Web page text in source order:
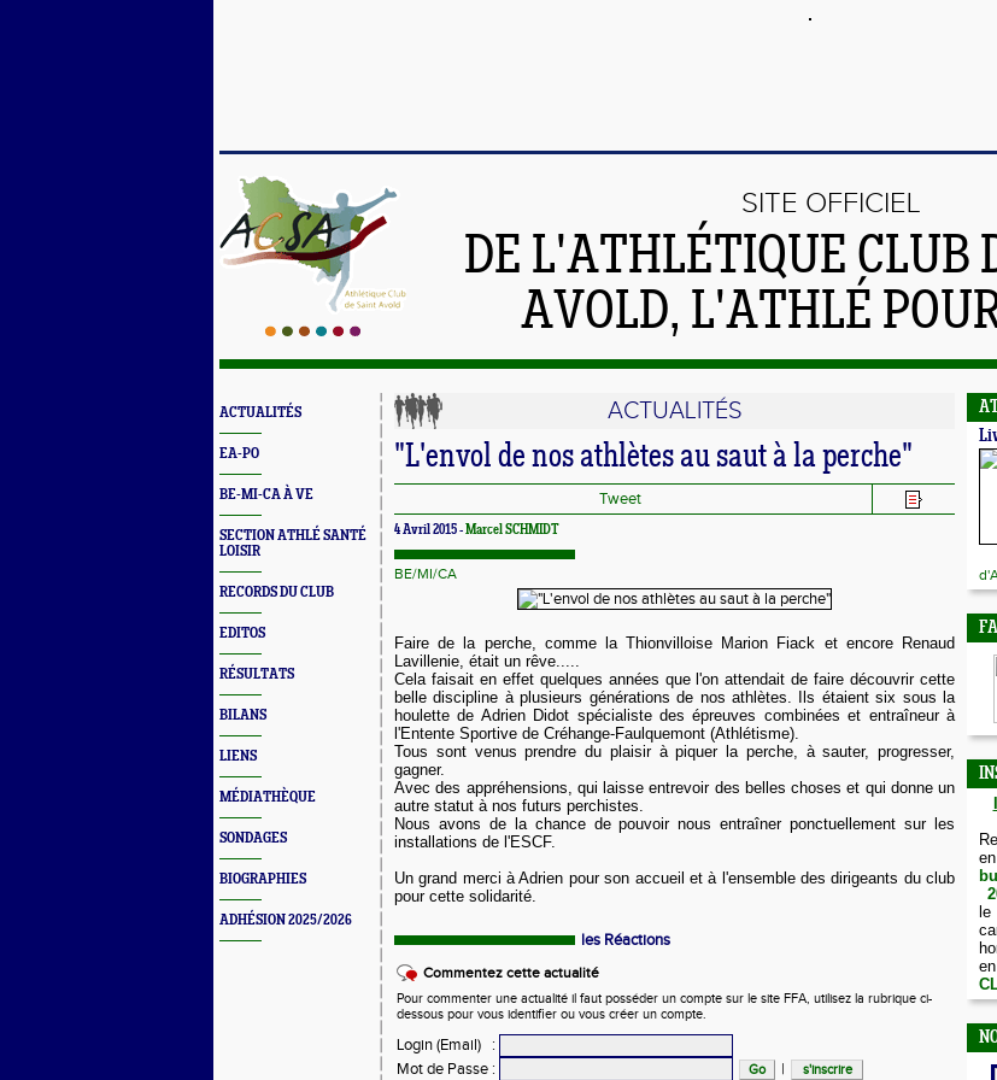
SITE OFFICIEL
DE L'ATHLÉTIQUE CLUB
AVOLD, L'ATHLÉ
ACTUALITÉS
EA-PO
BE-MI-CA À VE
SECTION ATHLÉ SANTÉ
LOISIR
RECORDS DU CLUB
EDITOS
RÉSULTATS
BILANS
LIENS
MÉDIATHÈQUE
SONDAGES
BIOGRAPHIES
ADHÉSION 2025/2026
ACTUALITÉS
"L'envol de nos athlètes au saut à la perche"
Tweet
4 Avril 2015 -Marcel SCHMIDT
BE/MI/CA
Faire de la perche, comme la Thionvilloise Marion Fiack et encore Renaud
Lavillenie, était un rêve.....
Cela faisait en effet quelques années que l'on attendait de faire découvrir cette
belle discipline à plusieurs générations de nos athlètes. Ils étaient six sous la
houlette de Adrien Didot spécialiste des épreuves combinées et entraîneur à
l'Entente Sportive de Créhange-Faulquemont (Athlétisme).
Tous sont venus prendre du plaisir à piquer la perche, à sauter, progresser,
gagner.
Avec des appréhensions, qui laisse entrevoir des belles choses et qui donne un
autre statut à nos futurs perchistes.
Nous avons de la chance de pouvoir nous entraîner ponctuellement sur les
installations de l'ESCF.
Un grand merci à Adrien pour son accueil et à l'ensemble des dirigeants du club
pour cette solidarité.
les Réactions
Commentez cette actualité
Pour commenter une actualité il faut posséder un compte sur le site FFA, utilisez la rubrique ci-
dessous pour vous identifier ou vous créer un compte.
Login (Email)
:
Mot de Passe : |